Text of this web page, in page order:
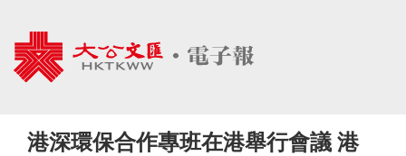
港深環保合作專班在港舉行會議 港